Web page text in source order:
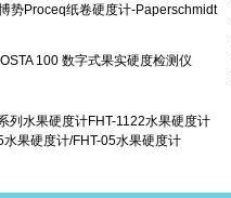
势Proceq纸卷硬度计-Paperschmidt
100 数字式果实硬度检测仪
列水果硬度计FHT-1122水果硬度计
水果硬度计/FHT-05水果硬度计